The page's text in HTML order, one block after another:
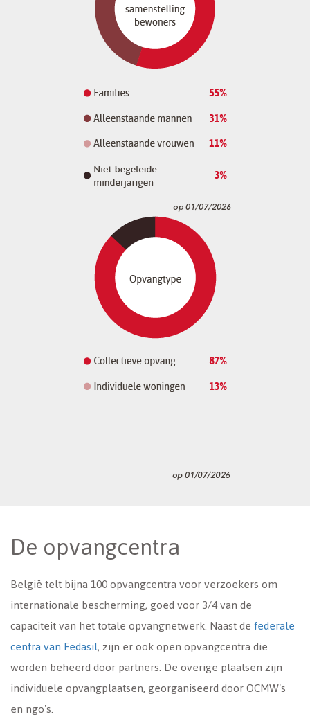
De opvangcentra
België telt bijna 100 opvangcentra voor verzoekers om
internationale bescherming, goed voor 3/4 van de
capaciteit van het totale opvangnetwerk. Naast defederale
centra van Fedasil, zijn er ook open opvangcentra die
worden beheerd door partners. De overige plaatsen zijn
individuele opvangplaatsen, georganiseerd door OCMW's
en ngo's.